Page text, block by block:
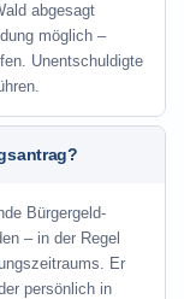
abgesagt
möglich –
Unentschuldigte
Bürgergeld-
– in der Regel
Er
persönlich in